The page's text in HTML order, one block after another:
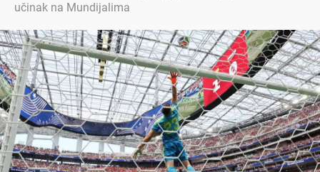
učinak na Mundijalima